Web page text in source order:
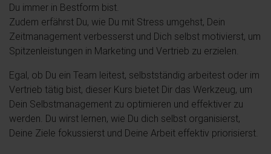
Du immer in Bestform bist.
Zudem erfährst Du, wie Du mit Stress umgehst, Dein
Zeitmanagement verbesserst und Dich selbst motivierst, um
Spitzenleistungen in Marketing und Vertrieb zu erzielen.
Egal, ob Du ein Team leitest, selbstständig arbeitest oder im
Vertrieb tätig bist, dieser Kurs bietet Dir das Werkzeug, um
Dein Selbstmanagement zu optimieren und effektiver zu
werden. Du wirst lernen, wie Du dich selbst organisierst,
Deine Ziele fokussierst und Deine Arbeit effektiv priorisierst.